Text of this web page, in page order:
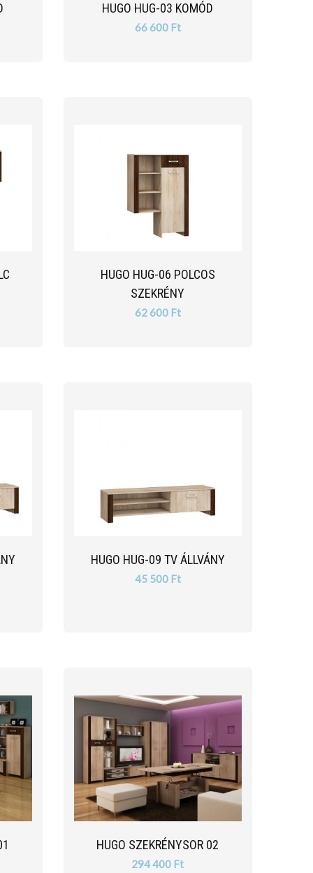
HUGO HUG-03 KOMÓD
66 600 Ft
HUGO HUG-06 POLCOS
SZEKRÉNY
62 600 Ft
HUGO HUG-09 TV ÁLLVÁNY
45 500 Ft
HUGO SZEKRÉNYSOR 02
294 400 Ft